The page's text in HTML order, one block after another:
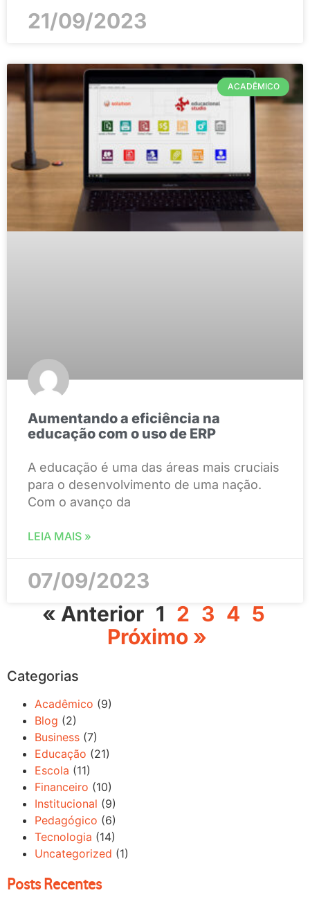
21/09/2023
ACADÊMICO
Aumentando a eficiência na
educação com o uso de ERP
A educação é uma das áreas mais cruciais
para o desenvolvimento de uma nação.
Com o avanço da
LEIA MAIS »
07/09/2023
« Anterior 1 2 3 4 5
Próximo »
Categorias
Acadêmico (9)
Blog (2)
Business (7)
Educação (21)
Escola (11)
Financeiro (10)
Institucional (9)
Pedagógico (6)
Tecnologia (14)
Uncategorized (1)
Posts Recentes